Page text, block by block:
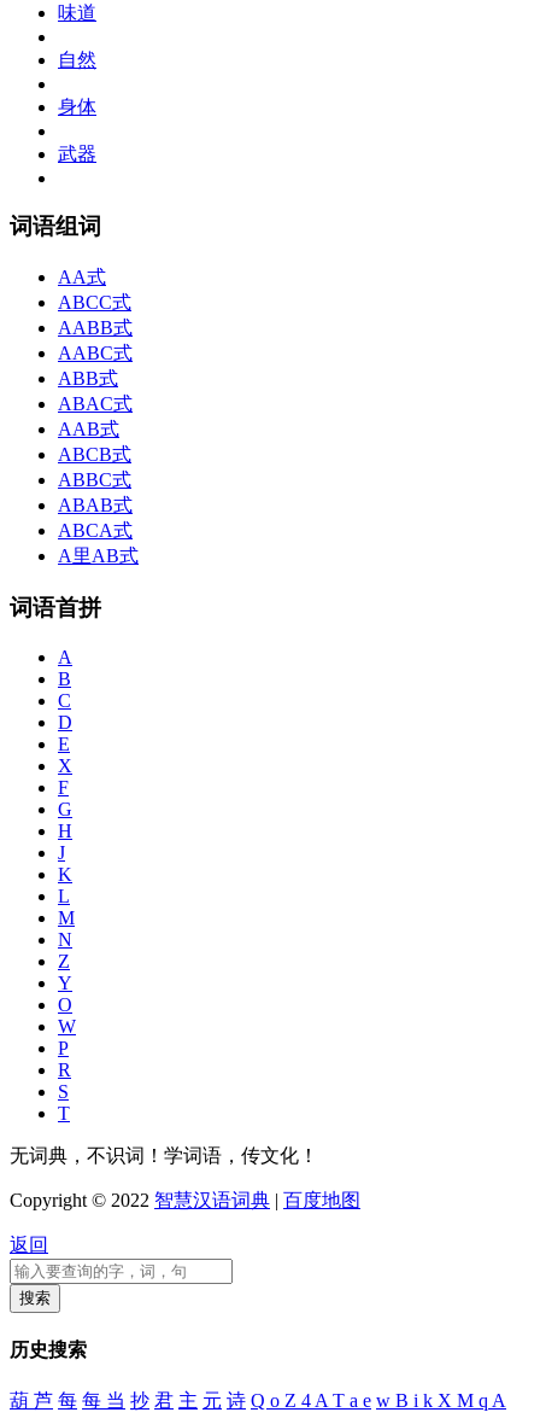
味道
自然
身体
武器
词语组词
AA式
ABCC式
AABB式
AABC式
ABB式
ABAC式
AAB式
ABCB式
ABBC式
ABAB式
ABCA式
A里AB式
词语首拼
A
B
C
D
E
X
F
G
H
J
K
L
M
N
Z
Y
O
W
P
R
S
T
无词典，不识词！学词语，传文化！
Copyright © 2022 智慧汉语词典 | 百度地图
返回
历史搜索
葫 芦 每 每 当 抄 君 主 元 诗 Q o Z 4 A T a e w B i k X M q A